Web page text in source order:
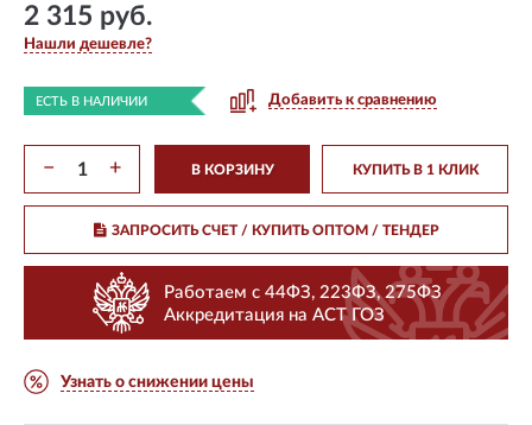
2 315 руб.
Нашли дешевле?
ЕСТЬ В НАЛИЧИИ Добавить к сравнению
− + В КОРЗИНУ КУПИТЬ В 1 КЛИК
ЗАПРОСИТЬ СЧЕТ / КУПИТЬ ОПТОМ/ ТЕНДЕР
Работаем с 44ФЗ, 223ФЗ, 275ФЗ
Аккредитация на АСТ ГОЗ
Узнать о снижении цены